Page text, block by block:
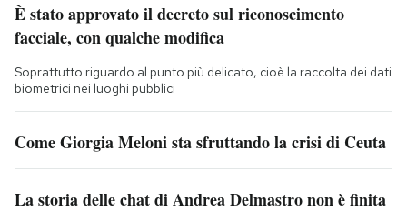
È stato approvato il decreto sul riconoscimento
facciale, con qualche modifica
Soprattutto riguardo al punto più delicato, cioè la raccolta dei dati
biometrici nei luoghi pubblici
Come Giorgia Meloni sta sfruttando la crisi di Ceuta
La storia delle chat di Andrea Delmastro non è finita